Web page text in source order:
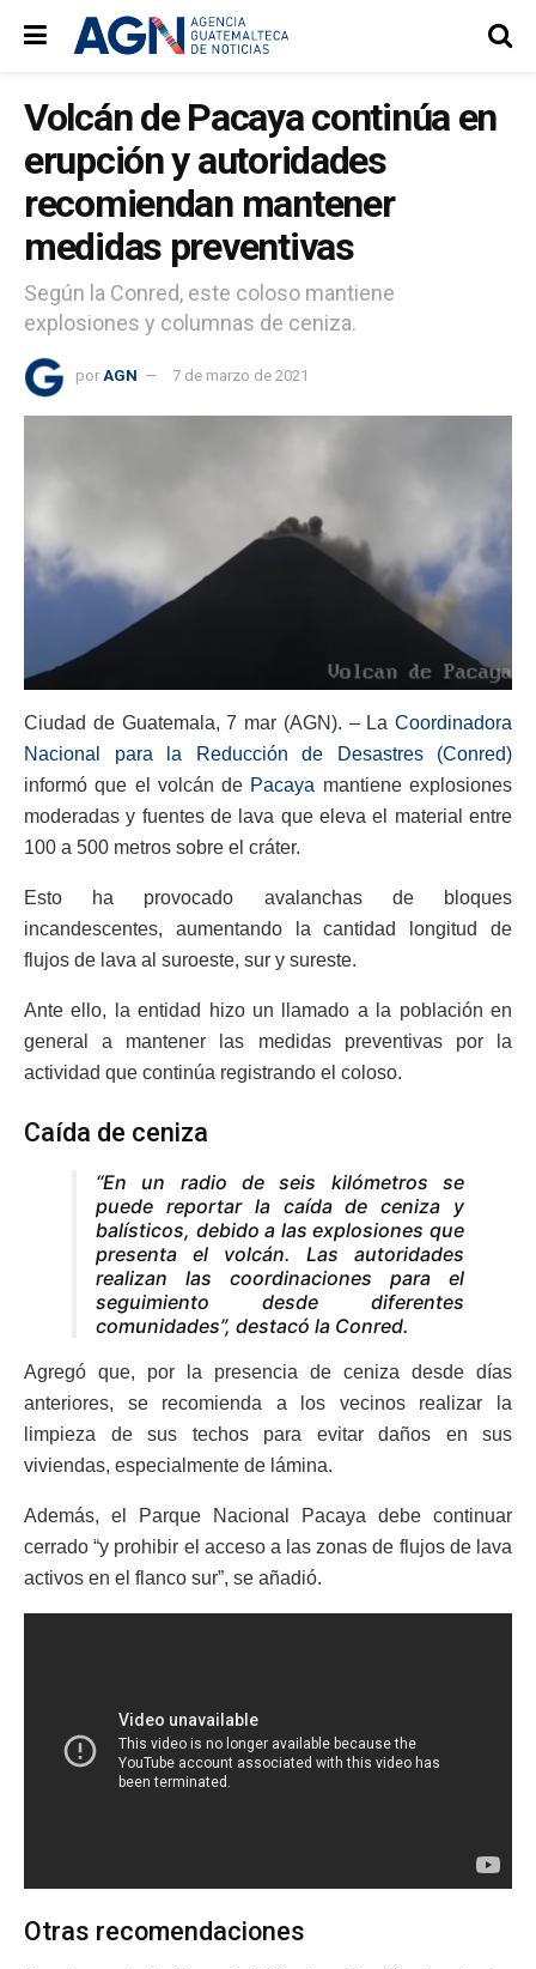
Volcán de Pacaya continúa en
erupción y autoridades
recomiendan mantener
medidas preventivas
Según la Conred, este coloso mantiene
explosiones y columnas de ceniza.
por AGN 7 de marzo de 2021
Ciudad de Guatemala, 7 mar (AGN). – La Coordinadora
Nacional para la Reducción de Desastres (Conred)
informó que el volcán de Pacaya mantiene explosiones
moderadas y fuentes de lava que eleva el material entre
100 a 500 metros sobre el cráter.
Esto ha provocado avalanchas de bloques
incandescentes, aumentando la cantidad longitud de
flujos de lava al suroeste, sur y sureste.
Ante ello, la entidad hizo un llamado a la población en
general a mantener las medidas preventivas por la
actividad que continúa registrando el coloso.
Caída de ceniza
“En un radio de seis kilómetros se
puede reportar la caída de ceniza y
balísticos, debido a las explosiones que
presenta el volcán. Las autoridades
realizan las coordinaciones para el
seguimiento desde diferentes
comunidades”, destacó la Conred.
Agregó que, por la presencia de ceniza desde días
anteriores, se recomienda a los vecinos realizar la
limpieza de sus techos para evitar daños en sus
viviendas, especialmente de lámina.
Además, el Parque Nacional Pacaya debe continuar
cerrado “y prohibir el acceso a las zonas de flujos de lava
activos en el flanco sur”, se añadió.
Otras recomendaciones